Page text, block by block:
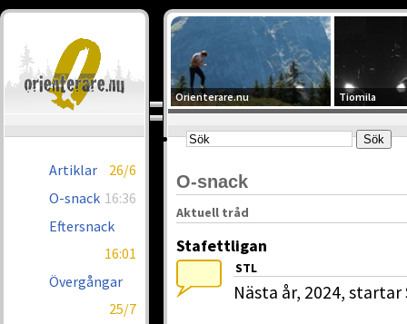
Artiklar
26/6
O-snack 16:36
Eftersnack
16:01
Övergångar
25/7
Orienterare.nu Tiomila
O-snack
Aktuell tråd
Stafettligan
STL
Nästa år, 2024,